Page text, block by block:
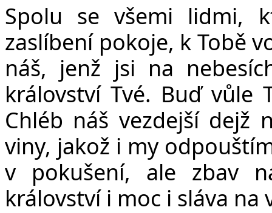
Spolu se všemi lidmi,
zaslíbení pokoje, k Tobě
náš, jenž jsi na
království Tvé. Buďvůle
Chléb náš vezdejší dejž
viny, jakož i my odpouš
v pokušení, ale zbav
království i moc i sláva na